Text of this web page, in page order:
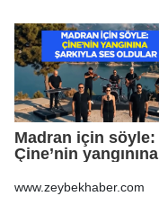
Madran için söyle:
Çine’nin yangınına
www.zeybekhaber.com